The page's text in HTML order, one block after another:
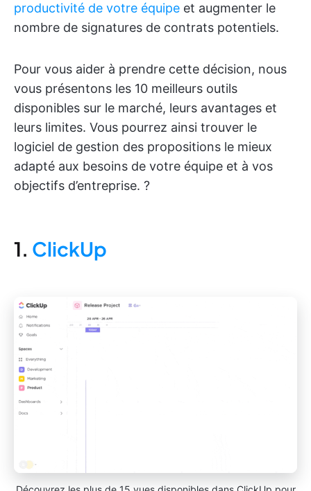
productivité de votre équipe et augmenter le
nombre de signatures de contrats potentiels.
Pour vous aider à prendre cette décision, nous
vous présentons les 10 meilleurs outils
disponibles sur le marché, leurs avantages et
leurs limites. Vous pourrez ainsi trouver le
logiciel de gestion des propositions le mieux
adapté aux besoins de votre équipe et à vos
objectifs d’entreprise. ?
1. ClickUp